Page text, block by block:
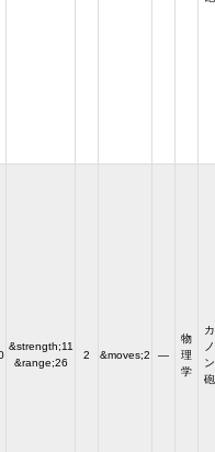
&strength;11
&range;26
2 &moves;2 ―
物
理
学
カ
ノ
ン
砲